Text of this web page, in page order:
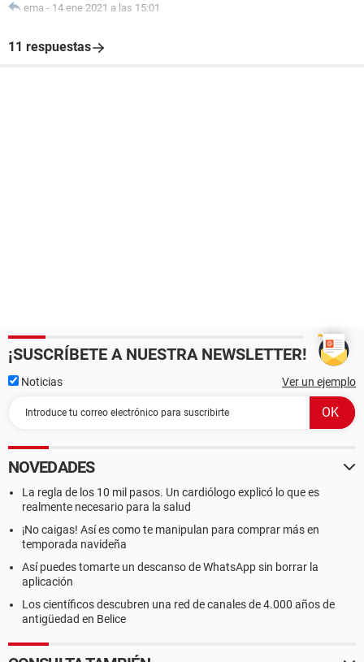
ema - 14 ene 2021 a las 15:01
11 respuestas
¡SUSCRÍBETE A NUESTRA NEWSLETTER!
Noticias Ver un ejemplo
NOVEDADES
La regla de los 10 mil pasos. Un cardiólogo explicó lo que es
realmente necesario para la salud
¡No caigas! Así es como te manipulan para comprar más en
temporada navideña
Así puedes tomarte un descanso de WhatsApp sin borrar la
aplicación
Los científicos descubren una red de canales de 4.000 años de
antigüedad en Belice